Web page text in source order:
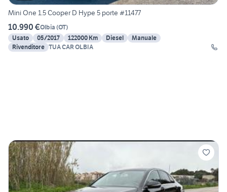
Mini One 1.5 Cooper D Hype 5 porte #11477
10.990 €Olbia (OT)
Usato
05/2017 122000 Km Diesel
Manuale
Rivenditore TUA CAR OLBIA